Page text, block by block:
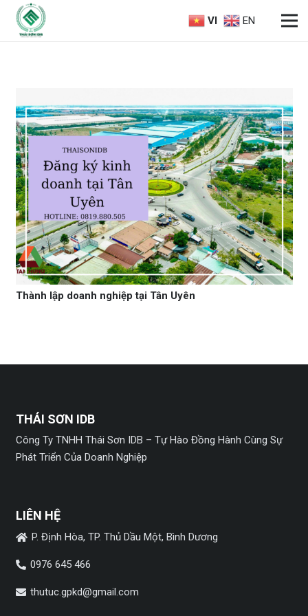
VI EN
Thành lập doanh nghiệp tại Tân Uyên
THÁI SƠN IDB
Công Ty TNHH Thái Sơn IDB – Tự Hào Đồng Hành Cùng Sự
Phát Triển Của Doanh Nghiệp
LIÊN HỆ
P. Định Hòa, TP. Thủ Dầu Một, Bình Dương
0976 645 466
thutuc.gpkd@gmail.com